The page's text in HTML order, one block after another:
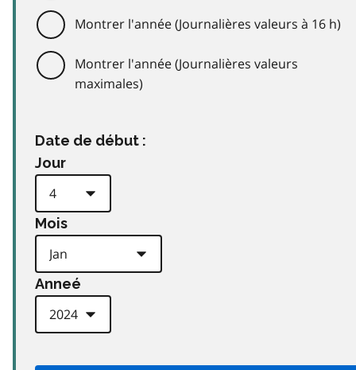
Montrer l'année (Journalières valeurs à 16 h)
Montrer l'année (Journalières valeurs
maximales)
Date de début :
Jour
Mois
Anneé